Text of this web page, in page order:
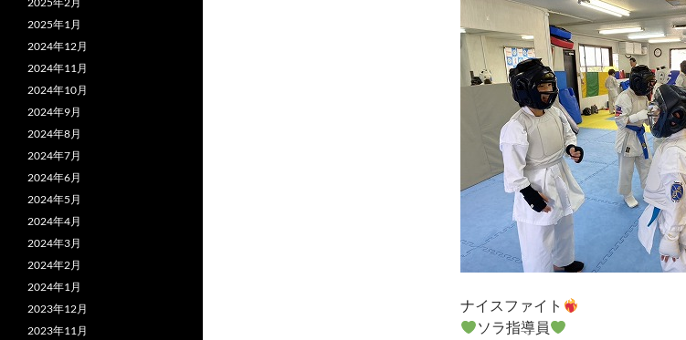
ナイスファイト
ソラ指導員
2025年1月
2024年12月
2024年11月
2024年10月
2024年9月
2024年8月
2024年7月
2024年6月
2024年5月
2024年4月
2024年3月
2024年2月
2024年1月
2023年12月
2023年11月